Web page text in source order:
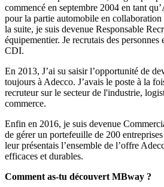
commencé en septembre 2004 en tant
pour la partie automobile en
la suite, je suis devenue Responsable
équipementier. Je recrutais des
CDI.
En 2013, J’ai su saisir l’opportunité de
toujours à Adecco. J’avais le poste à la
recruteur sur le secteur de l'industrie,
commerce.
Enfin en 2016, je suis devenue
de gérer un portefeuille de 200
leur présentais l’ensemble de l’offre
efficaces et durables.
Comment as-tu découvert MBway ?